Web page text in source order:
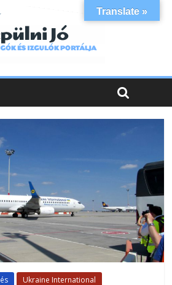
Ukraine International
Translate »